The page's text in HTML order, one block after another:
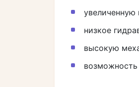
увеличенную
низкое
высокую